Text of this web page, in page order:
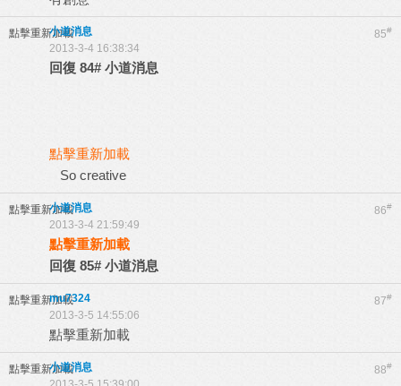
點擊重新加載 85#
小道消息
2013-3-4 16:38:34
回復 84# 小道消息
點擊重新加載
So creative
點擊重新加載 86#
小道消息
2013-3-4 21:59:49
點擊重新加載
回復 85# 小道消息
點擊重新加載 87#
mu7324
2013-3-5 14:55:06
點擊重新加載
點擊重新加載 88#
小道消息